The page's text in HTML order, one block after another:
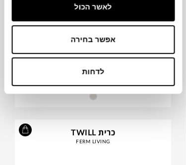
לאשר הכול
אפשר בחירה
לדחות
כרית TWILL
FERM LIVING